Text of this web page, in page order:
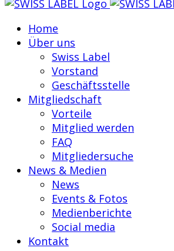
Home
Über uns
Swiss Label
Vorstand
Geschäftsstelle
Mitgliedschaft
Vorteile
Mitglied werden
FAQ
Mitgliedersuche
News & Medien
News
Events & Fotos
Medienberichte
Social media
Kontakt